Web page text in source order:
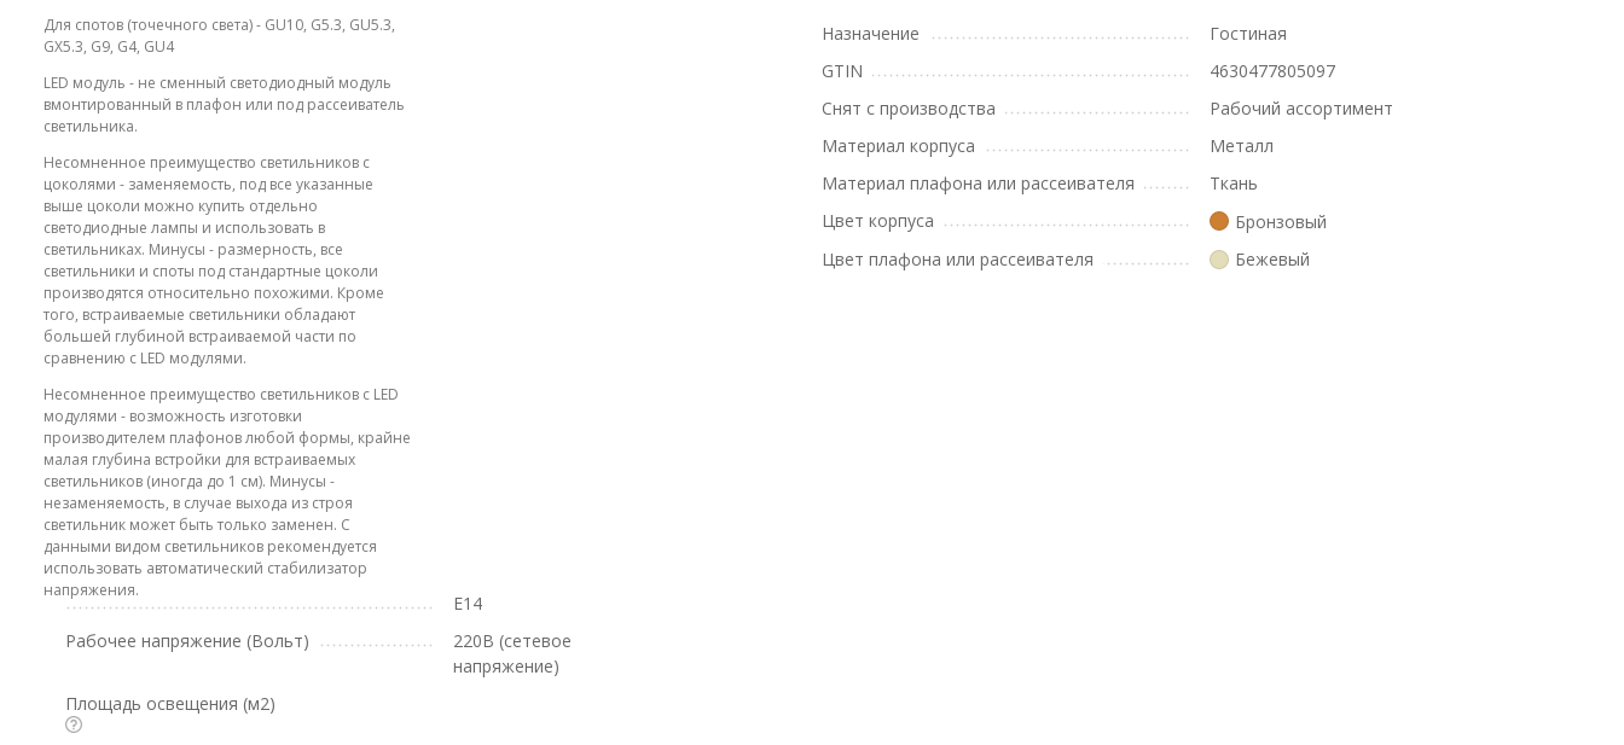
Для спотов (точечного света) - GU10, G5.3, GU5.3,
GX5.3, G9, G4, GU4
LED модуль - не сменный светодиодный модуль
вмонтированный в плафон или под рассеиватель
светильника.
Несомненное преимущество светильников с
цоколями - заменяемость, под все указанные
выше цоколи можно купить отдельно
светодиодные лампы и использовать в
светильниках. Минусы - размерность, все
светильники и споты под стандартные цоколи
производятся относительно похожими. Кроме
того, встраиваемые светильники обладают
большей глубиной встраиваемой части по
сравнению с LED модулями.
Несомненное преимущество светильников с LED
модулями - возможность изготовки
производителем плафонов любой формы, крайне
малая глубина встройки для встраиваемых
светильников (иногда до 1 см). Минусы -
незаменяемость, в случае выхода из строя
светильник может быть только заменен. С
данными видом светильников рекомендуется
использовать автоматический стабилизатор
напряжения.
E14
Рабочее напряжение (Вольт)
220В (сетевое
напряжение)
Площадь освещения (м2)
Назначение
Гостиная
GTIN
4630477805097
Снят с производства
Рабочий ассортимент
Материал корпуса
Металл
Материал плафона или рассеивателя
Ткань
Цвет корпуса
Бронзовый
Цвет плафона или рассеивателя
Бежевый